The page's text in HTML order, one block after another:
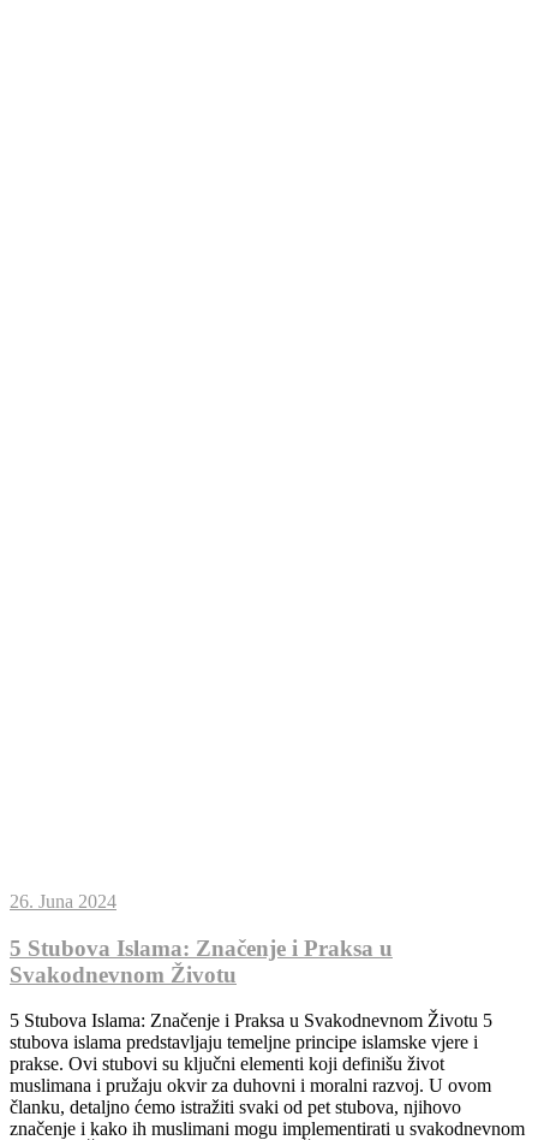
26. Juna 2024
5 Stubova Islama: Značenje i Praksa u
Svakodnevnom Životu
5 Stubova Islama: Značenje i Praksa u Svakodnevnom Životu 5
stubova islama predstavljaju temeljne principe islamske vjere i
prakse. Ovi stubovi su ključni elementi koji definišu život
muslimana i pružaju okvir za duhovni i moralni razvoj. U ovom
članku, detaljno ćemo istražiti svaki od pet stubova, njihovo
značenje i kako ih muslimani mogu implementirati u svakodnevnom